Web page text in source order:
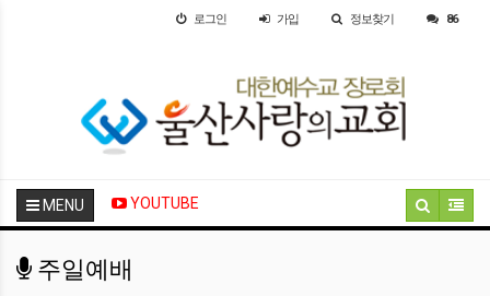
로그인 가입 정보찾기 86
MENU YOUTUBE
주일예배